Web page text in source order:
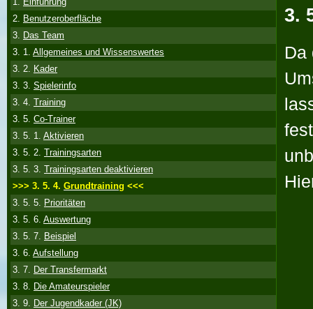
2. Benutzeroberfläche
3. Das Team
3. 1. Allgemeines und Wissenswertes
3. 2. Kader
3. 3. Spielerinfo
3. 4. Training
3. 5. Co-Trainer
3. 5. 1. Aktivieren
3. 5. 2. Trainingsarten
3. 5. 3. Trainingsarten deaktivieren
>>> 3. 5. 4. Grundtraining <<<
3. 5. 5. Prioritäten
3. 5. 6. Auswertung
3. 5. 7. Beispiel
3. 6. Aufstellung
3. 7. Der Transfermarkt
3. 8. Die Amateurspieler
3. 9. Der Jugendkader (JK)
3.
Da